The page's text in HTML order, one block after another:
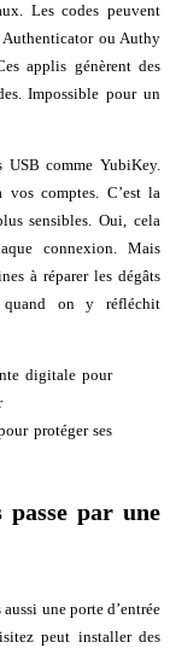
Les codes peuvent
Authenticator ou Authy
applis génèrent des
Impossible pour un
USB comme YubiKey.
comptes. C’est la
sensibles. Oui, cela
connexion. Mais
à réparer les dégâts
on y réfléchit
protéger ses
passe par une
une porte d’entrée
peut installer des